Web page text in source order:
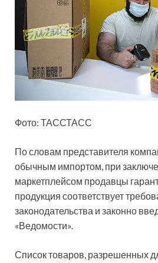
Фото: ТАССТАСС
По словам представителя
обычным импортом, при
маркетплейсом продавцы
продукция соответствует
законодательства и законно
«Ведомости».
Список товаров, разрешенных